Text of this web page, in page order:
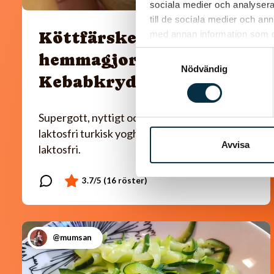
sociala medier och
till de sociala medier och
med annan information som
Nödvändig
Avvisa
Köttfärskebab med
hemmagjord
Kebabkrydda
Supergott, nyttigt och enkelt! Jag använder
laktosfri turkisk yoghurt, så blir rätten helt
laktosfri.
@mumsan